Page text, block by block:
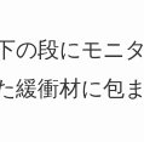
の段にモニ
緩衝材に包